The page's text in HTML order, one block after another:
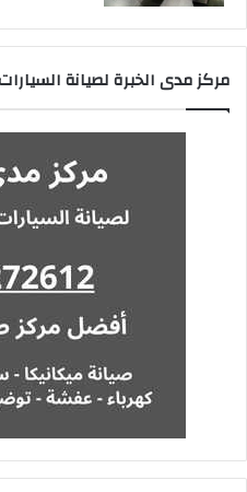
مركز مدى الخبرة لصيانة